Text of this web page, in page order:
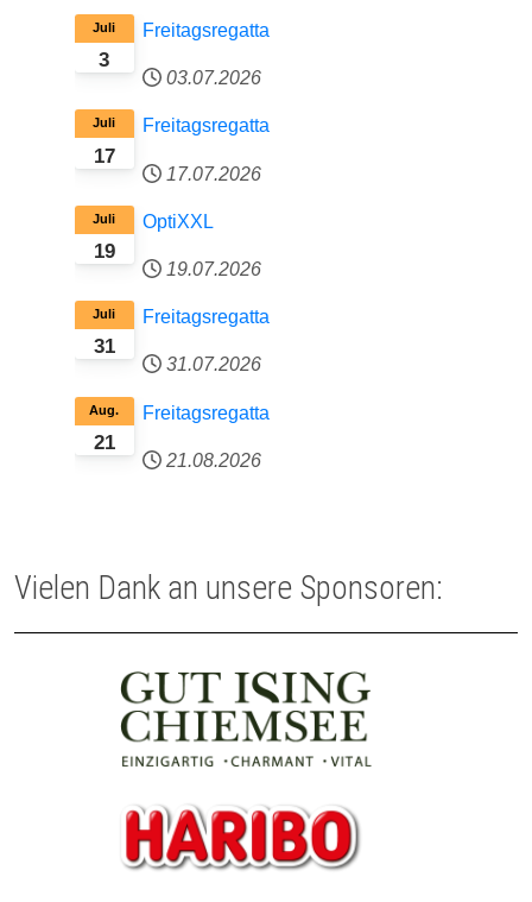
3
Juli Freitagsregatta
03.07.2026
17
Juli Freitagsregatta
17.07.2026
19
Juli OptiXXL
19.07.2026
31
Juli Freitagsregatta
31.07.2026
21
Aug. Freitagsregatta
21.08.2026
Vielen Dank an unsere Sponsoren: